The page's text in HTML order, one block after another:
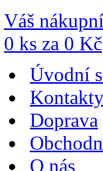
Váš
0 ks za 0 Kč
Úvodní
Doprava
O nás